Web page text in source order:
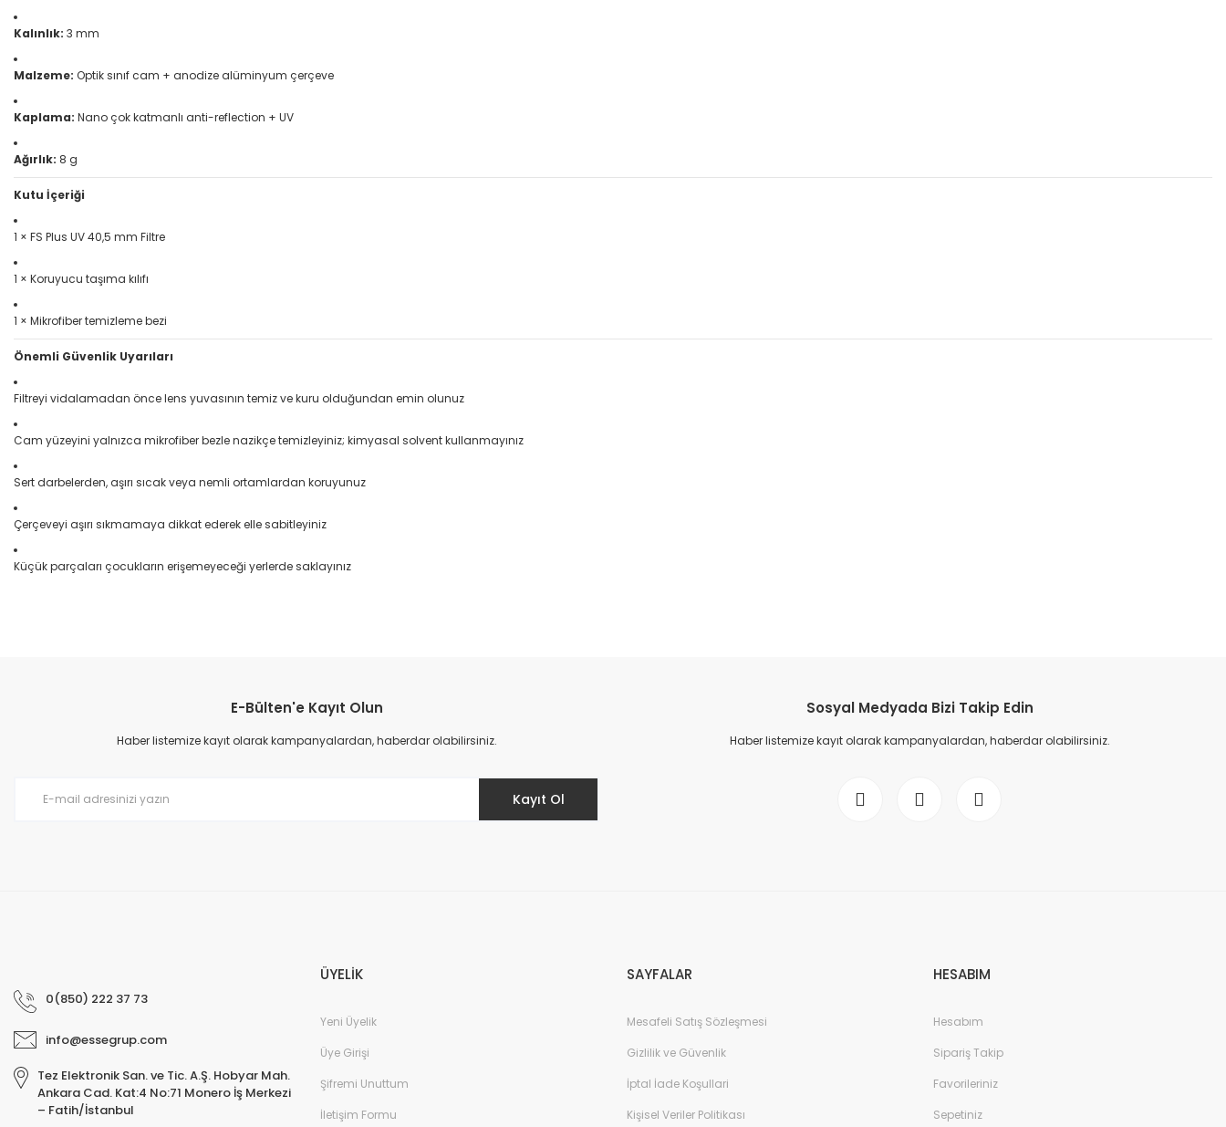
Kalınlık: 3 mm
Malzeme: Optik sınıf cam + anodize alüminyum çerçeve
Kaplama: Nano çok katmanlı anti-reflection + UV
Ağırlık: 8 g
Kutu İçeriği
1 × FS Plus UV 40,5 mm Filtre
1 × Koruyucu taşıma kılıfı
1 × Mikrofiber temizleme bezi
Önemli Güvenlik Uyarıları
Filtreyi vidalamadan önce lens yuvasının temiz ve kuru olduğundan emin olunuz
Cam yüzeyini yalnızca mikrofiber bezle nazikçe temizleyiniz; kimyasal solvent kullanmayınız
Sert darbelerden, aşırı sıcak veya nemli ortamlardan koruyunuz
Çerçeveyi aşırı sıkmamaya dikkat ederek elle sabitleyiniz
Küçük parçaları çocukların erişemeyeceği yerlerde saklayınız
Ürün resmi kalitesiz, bozuk veya görüntülenemiyor.
Ürün açıklamasında eksik bilgiler bulunuyor.
E-Bülten'e Kayıt Olun
Haber listemize kayıt olarak kampanyalardan, haberdar olabilirsiniz.
Kayıt Ol
Sosyal Medyada Bizi Takip Edin
Haber listemize kayıt olarak kampanyalardan, haberdar olabilirsiniz.
0(850) 222 37 73
info@essegrup.com
Tez Elektronik San. ve Tic. A.Ş. Hobyar Mah.
Ankara Cad. Kat:4 No:71 Monero İş Merkezi
– Fatih/İstanbul
ÜYELİK
Yeni Üyelik
Üye Girişi
Şifremi Unuttum
İletişim Formu
SAYFALAR
Mesafeli Satış Sözleşmesi
Gizlilik ve Güvenlik
İptal İade Koşullari
Kişisel Veriler Politikası
HESABIM
Hesabım
Sipariş Takip
Favorileriniz
Sepetiniz